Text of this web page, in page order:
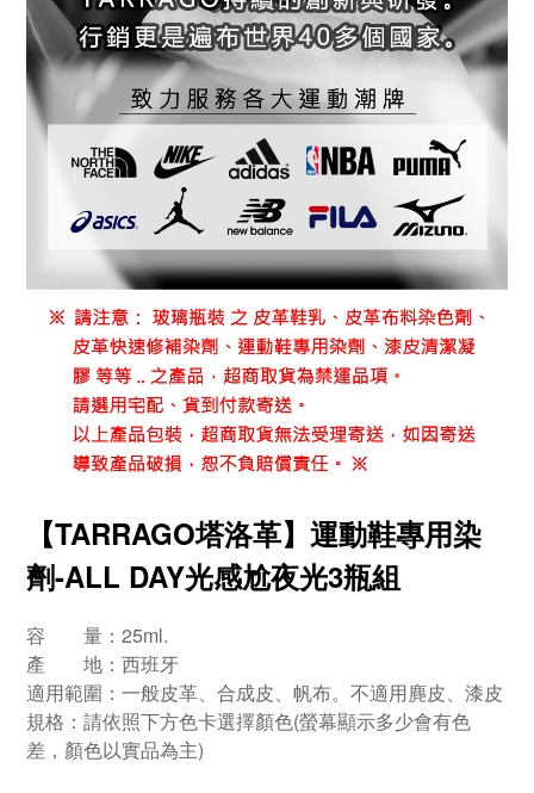
【TARRAGO塔洛革】運動鞋專用染
劑-ALL DAY光感尬夜光3瓶組
容 量：25ml.
產 地：西班牙
適用範圍：一般皮革、合成皮、帆布。不適用麂皮、漆皮
規格：請依照下方色卡選擇顏色(螢幕顯示多少會有色
差，顏色以實品為主)